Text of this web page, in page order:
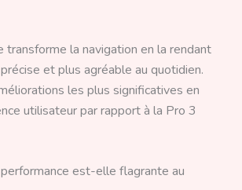
transforme la navigation en la rendant
et plus agréable au quotidien.
les plus significatives en
utilisateur par rapport à la Pro 3
est-elle flagrante au